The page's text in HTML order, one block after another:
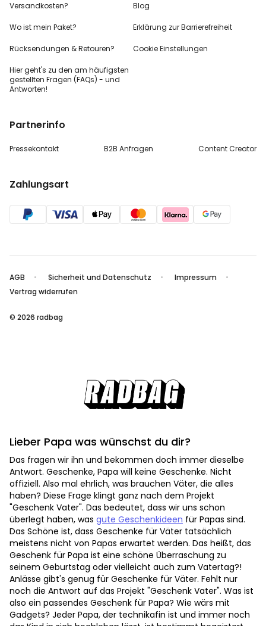
Versandkosten?
Wo ist mein Paket?
Rücksendungen & Retouren?
Hier geht's zu den am häufigsten
gestellten Fragen (FAQs) - und
Antworten!
Blog
Erklärung zur Barrierefreiheit
Cookie Einstellungen
Partnerinfo
Pressekontakt B2B Anfragen Content Creator
Zahlungsart
AGB Sicherheit und Datenschutz
Impressum
Vertrag widerrufen
© 2026 radbag
Lieber Papa was wünschst du dir?
Das fragen wir ihn und bekommen doch immer dieselbe
Antwort. Geschenke, Papa will keine Geschenke. Nicht
offiziell. Also mal ehrlich, was brauchen Väter, die alles
haben? Diese Frage klingt ganz nach dem Projekt
"Geschenk Vater". Das bedeutet, dass wir uns schon
überlegt haben, was gute Geschenkideen für Papas sind.
Das Schöne ist, dass Geschenke für Väter tatsächlich
meistens nicht von Papas erwartet werden. Das heißt, das
Geschenk für Papa ist eine schöne Überraschung zu
seinem Geburtstag oder vielleicht auch zum Vatertag?!
Anlässe gibt's genug für Geschenke für Väter. Fehlt nur
noch die Antwort auf das Projekt "Geschenk Vater". Was ist
also ein passendes Geschenk für Papa? Wie wärs mit
Gadgets? Jeder Papa, der technikafin ist und immer noch